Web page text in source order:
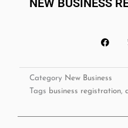
NEW BUSINESS
Category New Business
Tags business registration,